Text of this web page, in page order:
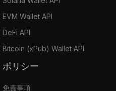
EVM Wallet API
DeFi API
Bitcoin (xPub) Wallet API
ポリシー
免責事項